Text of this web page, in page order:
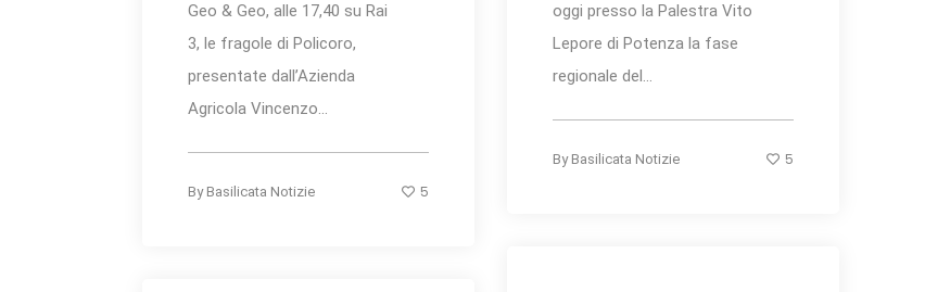
Geo & Geo, alle 17,40 su Rai
3, le fragole di Policoro,
presentate dall’Azienda
Agricola Vincenzo...
By Basilicata Notizie 5
oggi presso la Palestra Vito
Lepore di Potenza la fase
regionale del...
By Basilicata Notizie 5